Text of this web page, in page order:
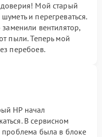
Мой старый
и перегреваться.
вентилятор,
пыли. Теперь мой
перебоев.
HP начал
В сервисном
проблема была в блоке